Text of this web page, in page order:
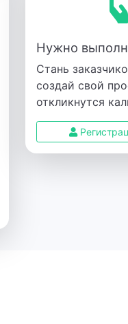
Нужно
Стань
создай свой
откликнутся